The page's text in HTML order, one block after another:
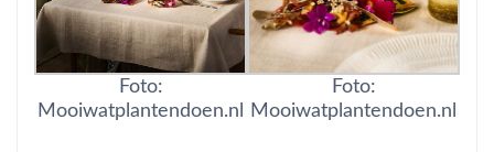
Foto:
Mooiwatplantendoen.nl
Foto:
Mooiwatplantendoen.nl